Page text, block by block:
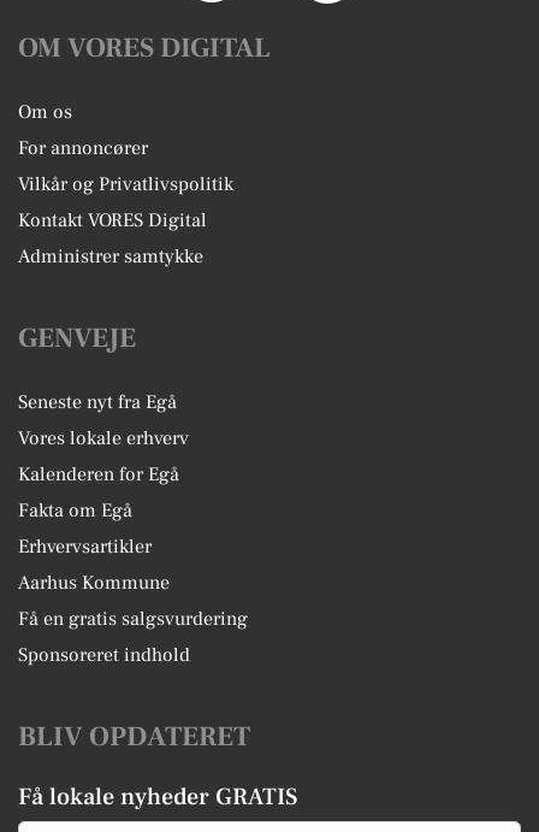
OM VORES DIGITAL
Om os
For annoncører
Vilkår og Privatlivspolitik
Kontakt VORES Digital
Administrer samtykke
GENVEJE
Seneste nyt fra Egå
Vores lokale erhverv
Kalenderen for Egå
Fakta om Egå
Erhvervsartikler
Aarhus Kommune
Få en gratis salgsvurdering
Sponsoreret indhold
BLIV OPDATERET
Få lokale nyheder GRATIS